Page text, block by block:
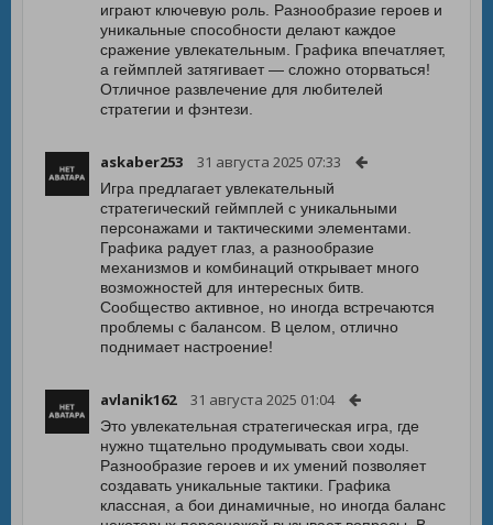
играют ключевую роль. Разнообразие героев и
уникальные способности делают каждое
сражение увлекательным. Графика впечатляет,
а геймплей затягивает — сложно оторваться!
Отличное развлечение для любителей
стратегии и фэнтези.
askaber253 31 августа 2025 07:33
Игра предлагает увлекательный
стратегический геймплей с уникальными
персонажами и тактическими элементами.
Графика радует глаз, а разнообразие
механизмов и комбинаций открывает много
возможностей для интересных битв.
Сообщество активное, но иногда встречаются
проблемы с балансом. В целом, отлично
поднимает настроение!
avlanik162 31 августа 2025 01:04
Это увлекательная стратегическая игра, где
нужно тщательно продумывать свои ходы.
Разнообразие героев и их умений позволяет
создавать уникальные тактики. Графика
классная, а бои динамичные, но иногда баланс